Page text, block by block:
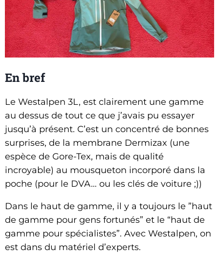
En bref
Le Westalpen 3L, est clairement une gamme
au dessus de tout ce que j’avais pu essayer
jusqu’à présent. C’est un concentré de bonnes
surprises, de la membrane Dermizax (une
espèce de Gore-Tex, mais de qualité
incroyable) au mousqueton incorporé dans la
poche (pour le DVA… ou les clés de voiture ;))
Dans le haut de gamme, il y a toujours le ”haut
de gamme pour gens fortunés” et le “haut de
gamme pour spécialistes”. Avec Westalpen, on
est dans du matériel d’experts.